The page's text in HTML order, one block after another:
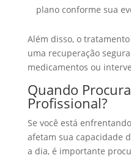
plano conforme sua
Além disso, o
uma recuperação
medicamentos ou
Quando
Profissional?
Se você está
afetam sua capacidade
a dia, é importante